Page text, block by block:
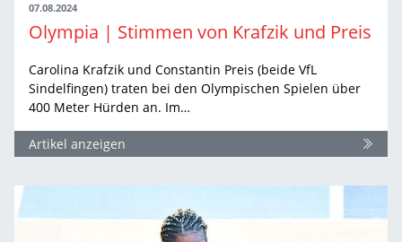
07.08.2024
Olympia | Stimmen von Krafzik und Preis
Carolina Krafzik und Constantin Preis (beide VfL
Sindelfingen) traten bei den Olympischen Spielen über
400 Meter Hürden an. Im…
Artikel anzeigen